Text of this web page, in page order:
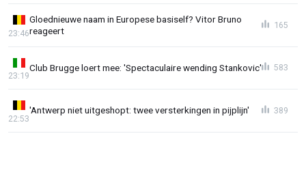
Gloednieuwe naam in Europese basiself? Vitor Bruno
reageert
23:46
165
Club Brugge loert mee: 'Spectaculaire wending Stankovic'
23:19
583
'Antwerp niet uitgeshopt: twee versterkingen in pijplijn'
22:53
389